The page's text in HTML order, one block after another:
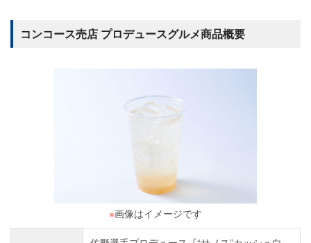
コンコース売店 プロデュースグルメ商品概要
※画像はイメージです